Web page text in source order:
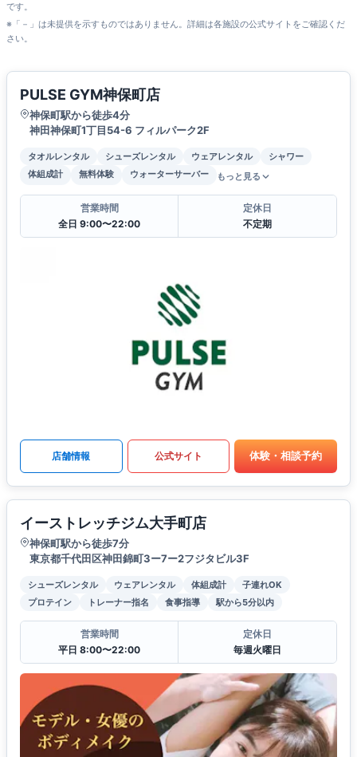
です。
※「－」は未提供を示すものではありません。詳細は各施設の公式サイトをご確認くだ
さい。
PULSE GYM神保町店
神保町駅から徒歩4分
神田神保町1丁目54-6 フィルパーク2F
タオルレンタル シューズレンタル ウェアレンタル
シャワー
体組成計
無料体験 ウォーターサーバー もっと見る
営業時間
全日 9:00〜22:00
定休日
不定期
店舗情報 公式サイト 体験・相談予約
イーストレッチジム大手町店
神保町駅から徒歩7分
東京都千代田区神田錦町3ー7ー2フジタビル3F
シューズレンタル ウェアレンタル 体組成計
子連れOK
プロテイン
トレーナー指名 食事指導 駅から5分以内
営業時間
平日 8:00〜22:00
定休日
毎週火曜日